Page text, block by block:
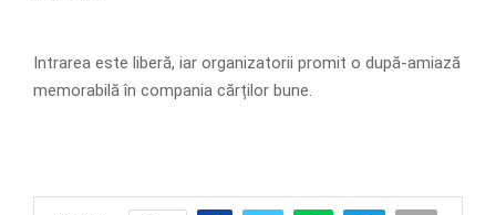
Intrarea este liberă, iar organizatorii promit o după-amiază
memorabilă în compania cărților bune.